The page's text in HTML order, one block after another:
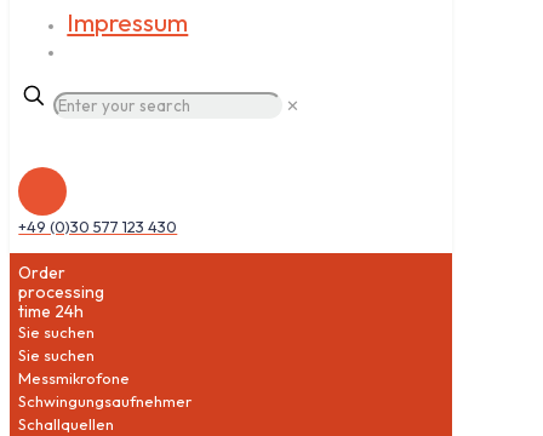
Impressum
✕
+49 (0)30 577 123 430
Order
processing
time 24h
Sie suchen
Sie suchen
Messmikrofone
Schwingungsaufnehmer
Schallquellen